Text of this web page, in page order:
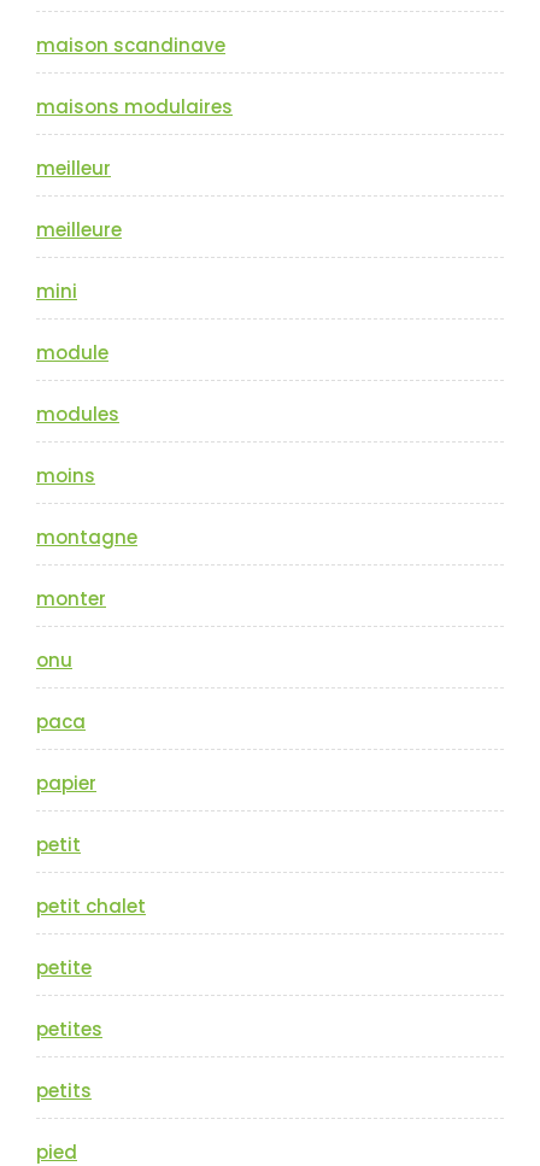
maison scandinave
maisons modulaires
meilleur
meilleure
mini
module
modules
moins
montagne
monter
onu
paca
papier
petit
petit chalet
petite
petites
petits
pied